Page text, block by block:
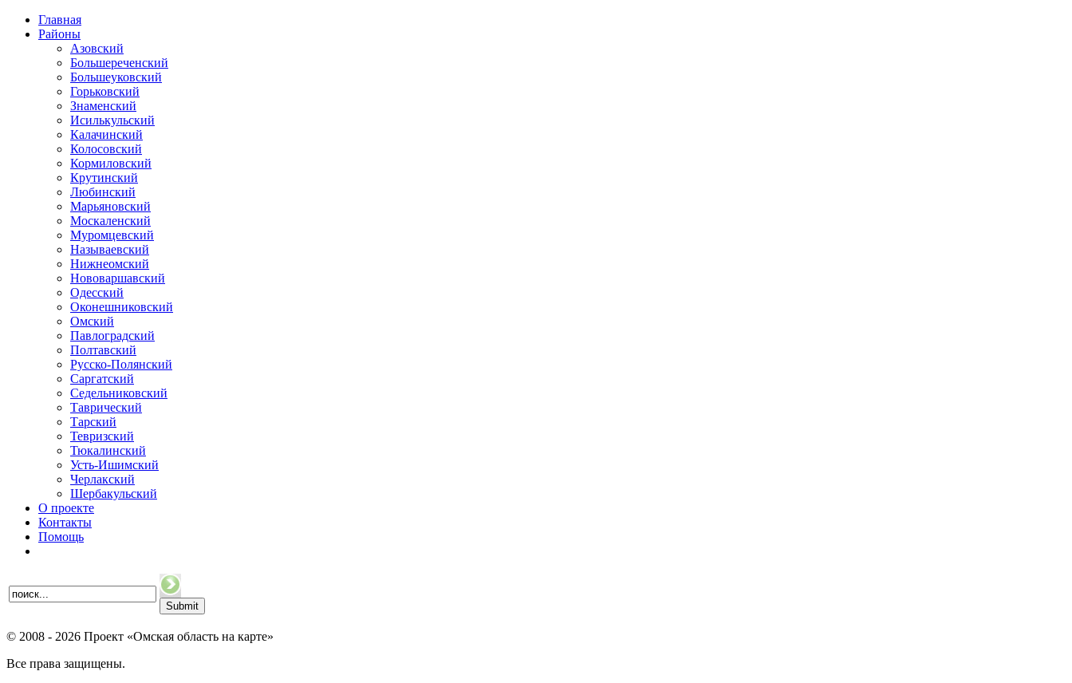
Главная
Районы
Азовский
Большереченский
Большеуковский
Горьковский
Знаменский
Исилькульский
Калачинский
Колосовский
Кормиловский
Крутинский
Любинский
Марьяновский
Москаленский
Муромцевский
Называевский
Нижнеомский
Нововаршавский
Одесский
Оконешниковский
Омский
Павлоградский
Полтавский
Русско-Полянский
Саргатский
Седельниковский
Таврический
Тарский
Тевризский
Тюкалинский
Усть-Ишимский
Черлакский
Шербакульский
О проекте
Контакты
Помощь
© 2008 - 2026 Проект «Омская область на карте»
Все права защищены.